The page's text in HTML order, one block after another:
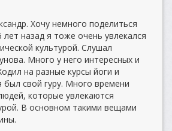
Хочу немного поделиться
назад я тоже очень увлекался
культурой. Слушал
Много у него интересных и
на разные курсы йоги и
был свой гуру. Много времени
которые увлекаются
В основном такими вещами